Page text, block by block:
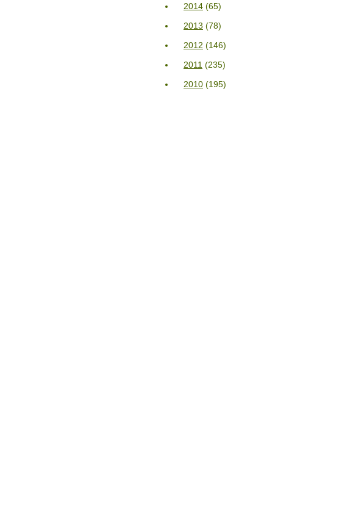
2014 (65)
2013 (78)
2012 (146)
2011 (235)
2010 (195)